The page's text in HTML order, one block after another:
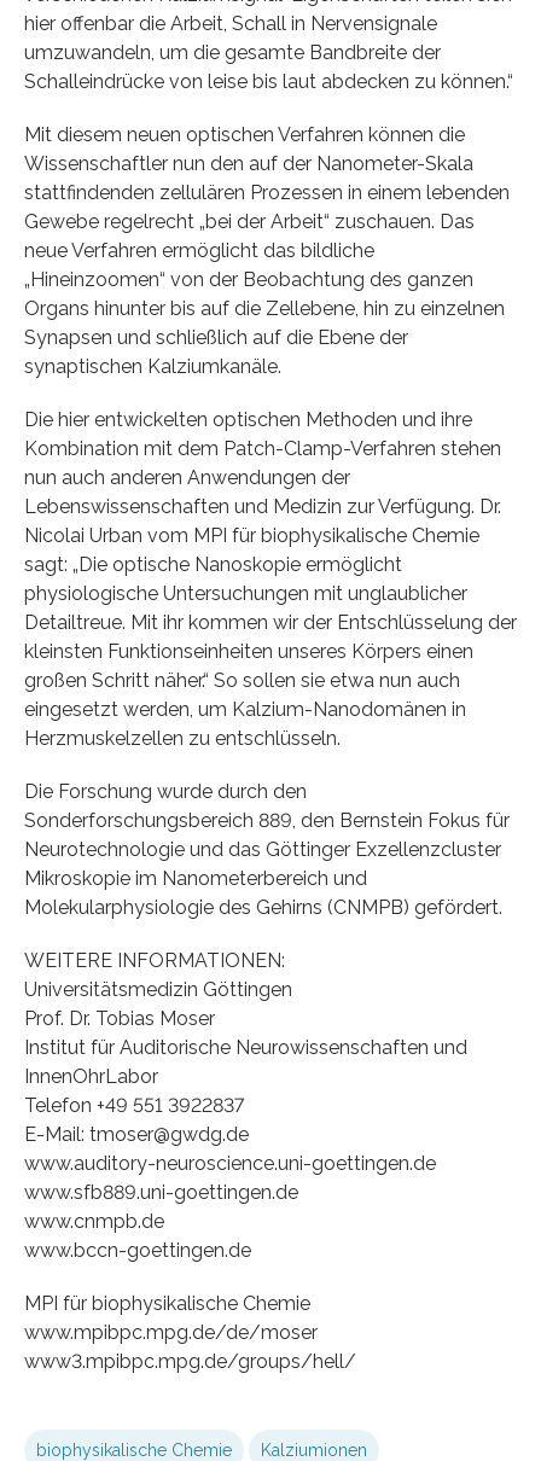
hier offenbar die Arbeit, Schall in Nervensignale
umzuwandeln, um die gesamte Bandbreite der
Schalleindrücke von leise bis laut abdecken zu können.“
Mit diesem neuen optischen Verfahren können die
Wissenschaftler nun den auf der Nanometer-Skala
stattfindenden zellulären Prozessen in einem lebenden
Gewebe regelrecht „bei der Arbeit“ zuschauen. Das
neue Verfahren ermöglicht das bildliche
„Hineinzoomen“ von der Beobachtung des ganzen
Organs hinunter bis auf die Zellebene, hin zu einzelnen
Synapsen und schließlich auf die Ebene der
synaptischen Kalziumkanäle.
Die hier entwickelten optischen Methoden und ihre
Kombination mit dem Patch-Clamp-Verfahren stehen
nun auch anderen Anwendungen der
Lebenswissenschaften und Medizin zur Verfügung. Dr.
Nicolai Urban vom MPI für biophysikalische Chemie
sagt: „Die optische Nanoskopie ermöglicht
physiologische Untersuchungen mit unglaublicher
Detailtreue. Mit ihr kommen wir der Entschlüsselung der
kleinsten Funktionseinheiten unseres Körpers einen
großen Schritt näher.“ So sollen sie etwa nun auch
eingesetzt werden, um Kalzium-Nanodomänen in
Herzmuskelzellen zu entschlüsseln.
Die Forschung wurde durch den
Sonderforschungsbereich 889, den Bernstein Fokus für
Neurotechnologie und das Göttinger Exzellenzcluster
Mikroskopie im Nanometerbereich und
Molekularphysiologie des Gehirns (CNMPB) gefördert.
WEITERE INFORMATIONEN:
Universitätsmedizin Göttingen
Prof. Dr. Tobias Moser
Institut für Auditorische Neurowissenschaften und
InnenOhrLabor
Telefon +49 551 3922837
E-Mail: tmoser@gwdg.de
www.auditory-neuroscience.uni-goettingen.de
www.sfb889.uni-goettingen.de
www.cnmpb.de
www.bccn-goettingen.de
MPI für biophysikalische Chemie
www.mpibpc.mpg.de/de/moser
www3.mpibpc.mpg.de/groups/hell/
biophysikalische Chemie Kalziumionen